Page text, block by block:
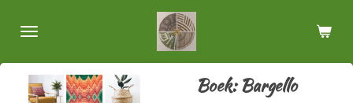
direct
hoofdinhoud
Boek: Bargello